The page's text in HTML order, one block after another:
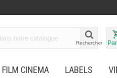
Rechercher
FILM CINEMA LABELS